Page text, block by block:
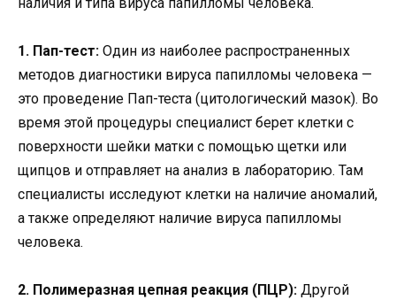
1. Пап-тест: Один из наиболее распространенных
методов диагностики вируса папилломы человека —
это проведение Пап-теста (цитологический мазок). Во
время этой процедуры специалист берет клетки с
поверхности шейки матки с помощью щетки или
щипцов и отправляет на анализ в лабораторию. Там
специалисты исследуют клетки на наличие аномалий,
а также определяют наличие вируса папилломы
человека.
2. Полимеразная цепная реакция (ПЦР): Другой